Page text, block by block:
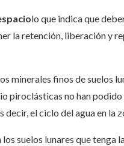
lo que indica que
la retención, liberación y
minerales finos de suelos
piroclásticas no han
el ciclo del agua en la
los suelos lunares que tenga